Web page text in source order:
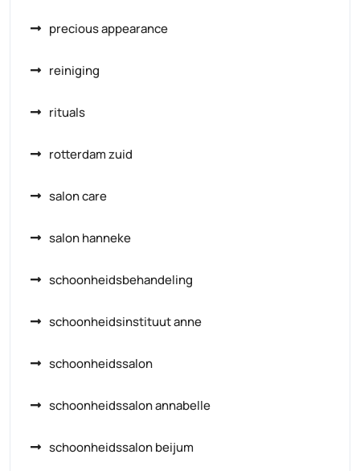
precious appearance
reiniging
rituals
rotterdam zuid
salon care
salon hanneke
schoonheidsbehandeling
schoonheidsinstituut anne
schoonheidssalon
schoonheidssalon annabelle
schoonheidssalon beijum